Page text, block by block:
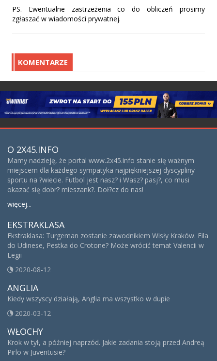
PS. Ewentualne zastrzeżenia co do obliczeń prosimy
zgłaszać w wiadomości prywatnej.
KOMENTARZE
O 2X45.INFO
Mamy nadzieję, że portal www.2x45.info stanie się ważnym
miejscem dla każdego sympatyka najpiękniejszej dyscypliny
sportu na ?wiecie. Futbol jest nasz? i Wasz? pasj?, co musi
okazać się dobr? mieszank?. Doł?cz do nas!
więcej...
EKSTRAKLASA
Ekstraklasa: Turgeman zostanie zawodnikiem Wisły Kraków. Fila
do Udinese, Pestka do Crotone? Może wrócić temat Valencii w
Legii
2020-08-12
ANGLIA
Kiedy wszyscy działają, Anglia ma wszystko w dupie
2020-03-12
WŁOCHY
Krok w tył, a później naprzód. Jakie zadania stoją przed Andreą
Pirlo w Juventusie?